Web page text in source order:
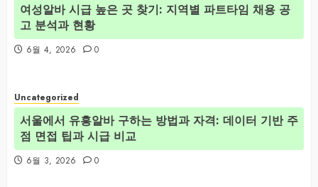
여성알바 시급 높은 곳 찾기: 지역별 파트타임 채용 공
고 분석과 현황
6월 4, 2026 0
Uncategorized
서울에서 유흥알바 구하는 방법과 자격: 데이터 기반 주
점 면접 팁과 시급 비교
6월 3, 2026 0